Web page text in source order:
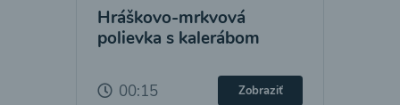
Hráškovo-mrkvová
polievka s kalerábom
00:15 Zobraziť